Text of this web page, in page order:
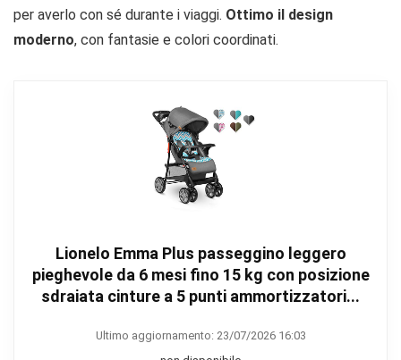
per averlo con sé durante i viaggi. Ottimo il design
moderno, con fantasie e colori coordinati.
Lionelo Emma Plus passeggino leggero
pieghevole da 6 mesi fino 15 kg con posizione
sdraiata cinture a 5 punti ammortizzatori...
Ultimo aggiornamento: 23/07/2026 16:03